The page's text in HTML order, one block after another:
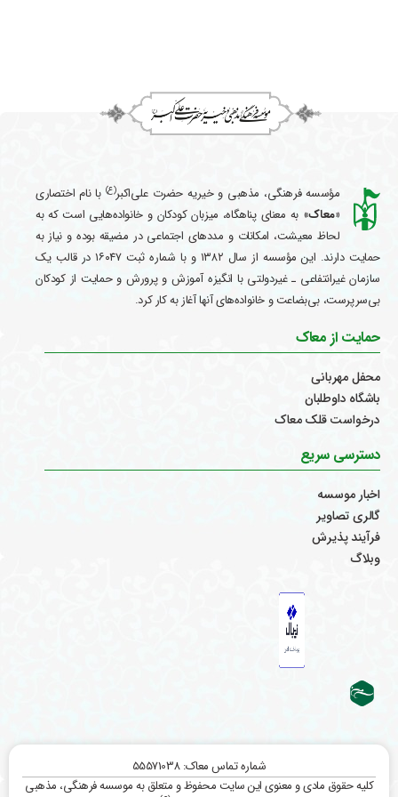
مؤسسه فرهنگی، مذهبی و خیریه حضرت علی‌اکبر(ع) با نام اختصاری
«معاک» به معنای پناهگاه، میزبان کودکان و خانواده‌هایی است که به
لحاظ معیشت، امکانات و مددهای اجتماعی در مضیقه بوده و نیاز به
حمایت دارند. این مؤسسه از سال ۱۳۸۲ و با شماره ثبت ۱۶۰۴۷ در قالب یک
سازمان غیرانتفاعی ـ غیردولتی با انگیزه آموزش و پرورش و حمایت از کودکان
بی‌سرپرست، بی‌بضاعت و خانواده‌های آنها آغاز به کار کرد.
حمایت از معاک
محفل مهربانی
باشگاه داوطلبان
درخواست قلک معاک
دسترسی سریع
اخبار موسسه
گالری تصاویر
فرآیند پذیرش
وبلاگ
شماره تماس معاک: 55571038
کلیه حقوق مادی و معنوی این سایت محفوظ و متعلق به موسسه فرهنگی، مذهبی